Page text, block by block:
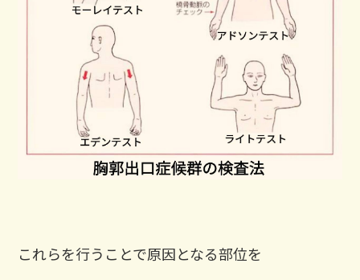
これらを行うことで原因となる部位を